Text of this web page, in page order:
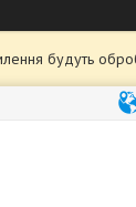
будуть